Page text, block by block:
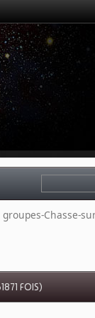
Chasse-
FOIS)